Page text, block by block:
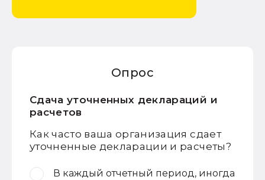
Опрос
Сдача уточненных деклараций и
расчетов
Как часто ваша организация сдает
уточненные декларации и расчеты?
В каждый отчетный период, иногда